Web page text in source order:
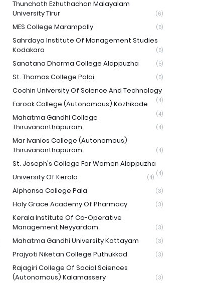
Thunchath Ezhuthachan Malayalam
University Tirur
(6)
MES College Marampally (5)
Sahrdaya Institute Of Management Studies
Kodakara
(5)
Sanatana Dharma College Alappuzha (5)
St. Thomas College Palai (5)
Cochin University Of Science And Technology
(4)
Farook College (Autonomous) Kozhikode
(4)
Mahatma Gandhi College
Thiruvananthapuram
(4)
Mar Ivanios College (Autonomous)
Thiruvananthapuram
(4)
St. Joseph's College For Women Alappuzha
(4)
University Of Kerala (4)
Alphonsa College Pala (3)
Holy Grace Academy Of Pharmacy (3)
Kerala Institute Of Co-Operative
Management Neyyardam
(3)
Mahatma Gandhi University Kottayam (3)
Prajyoti Niketan College Puthukkad (3)
Rajagiri College Of Social Sciences
(Autonomous) Kalamassery
(3)